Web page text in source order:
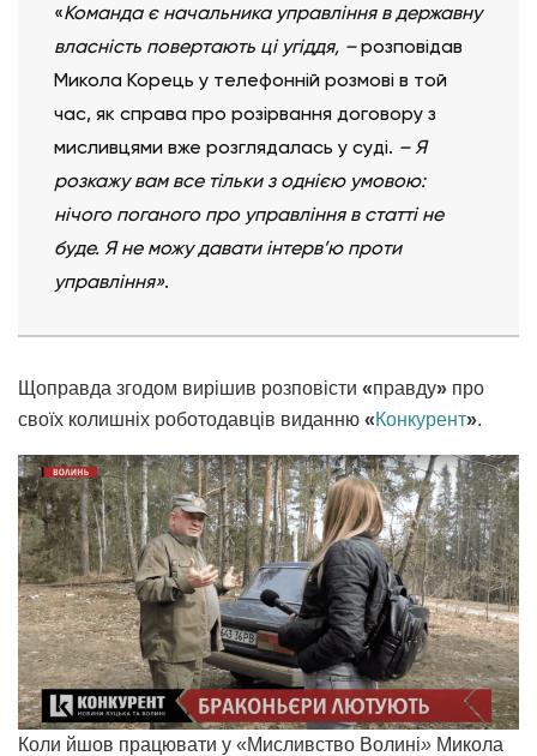
«Команда є начальника управління в державну
власність повертають ці угіддя, –розповідав
Микола Корець у телефонній розмові в той
час, як справа про розірвання договору з
мисливцями вже розглядалась у суді. – Я
розкажу вам все тільки з однією умовою:
нічого поганого про управління в статті не
буде. Я не можу давати інтерв’ю проти
управління».
Щоправда згодом вирішив розповісти «правду» про
своїх колишніх роботодавців виданню «Конкурент».
Коли йшов працювати у «Мисливство Волині» Микола